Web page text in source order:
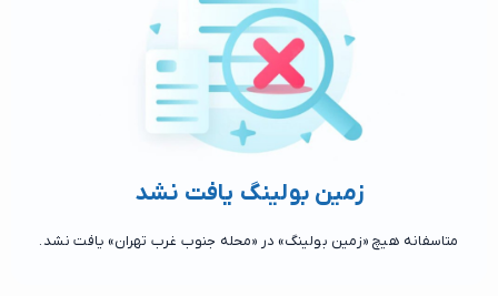
زمین بولینگ یافت نشد
متاسفانه هیچ «زمین بولینگ» در «محله جنوب غرب تهران» یافت نشد.